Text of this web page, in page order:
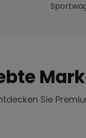
Sie